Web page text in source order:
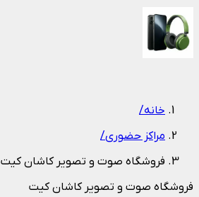
خانه/
مراکز حضوری/
فروشگاه صوت و تصویر کاشان کیت
فروشگاه صوت و تصویر کاشان کیت